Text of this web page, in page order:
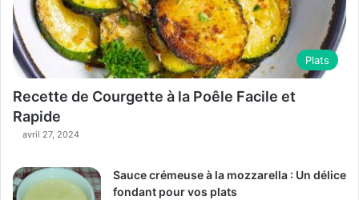
Plats
Recette de Courgette à la Poêle Facile et
Rapide
avril 27, 2024
Sauce crémeuse à la mozzarella : Un délice
fondant pour vos plats